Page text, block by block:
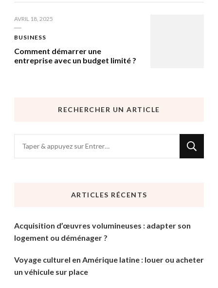
AVRIL 18, 2025
BUSINESS
Comment démarrer une
entreprise avec un budget limité ?
RECHERCHER UN ARTICLE
recherchiez
ARTICLES RÉCENTS
Acquisition d’œuvres volumineuses : adapter son
logement ou déménager ?
Voyage culturel en Amérique latine : louer ou acheter
un véhicule sur place